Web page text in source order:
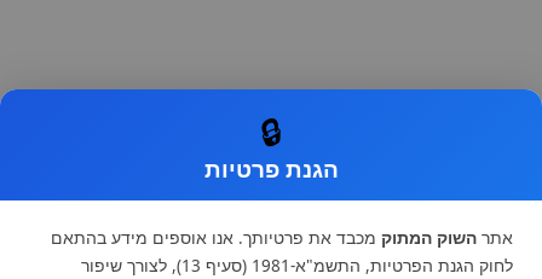
🔒
הגנת פרטיות
אתר השוק המתוק מכבד את פרטיותך. אנו אוספים מידע בהתאם
לחוק הגנת הפרטיות, התשמ"א-1981 (סעיף 13), לצורך שיפור